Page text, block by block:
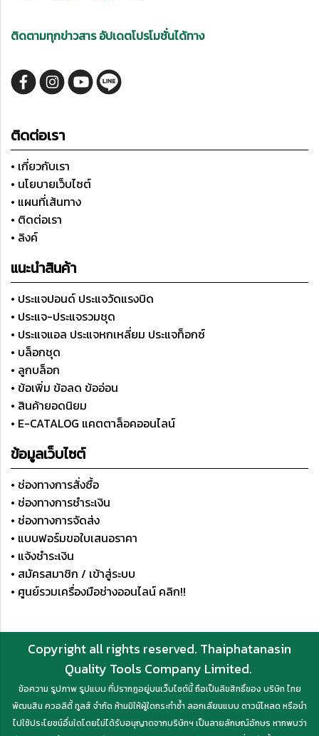
ติดตามทุกข่าวสาร อัปเดตโปรโมชั่นได้ทาง
ติดต่อเรา
• เกี่ยวกับเรา
• นโยบายเว็บไซต์
• แผนที่เส้นทาง
• ติดต่อเรา
• ลิงค์
แนะนำสินค้า
• ประแจปอนด์ ประแจวัดแรงบิด
• ประแจ-ประแจรวมชุด
• ประแจแอล ประแจหกเหลี่ยม ประแจท็อกซ์
• บล็อกชุด
• ลูกบล็อก
• ข้อเพิ่ม ข้อลด ข้ออ่อน
• สินค้ายอดนิยม
• E-CATALOG แคตตาล็อคออนไลน์
ข้อมูลเว็บไซต์
• ช่องทางการสั่งซื้อ
• ช่องทางการชำระเงิน
• ช่องทางการจัดส่ง
• แบบฟอร์มขอใบเสนอราคา
• แจ้งชำระเงิน
• สมัครสมาชิก / เข้าสู่ระบบ
• ศูนย์รวมเครื่องมือช่างออนไลน์ คลิก!!
Copyright all rights reserved. Thaiphatanasin
Quality Tools Company Limited.
ข้อความ รูปภาพ รูปแบบ ที่ปรากฏอยู่บนเว็บไซต์นี้ ถือเป็นลิขสิทธิ์ของ บริษัท ไทย
พัฒนสิน ควอลิตี้ ทูลส์ จำกัด ห้ามมิให้ผู้ใดกระทำซ้ำ ลอกเลียนแบบ ดาวน์โหลด หรือนำ
ไปใช้ประโยชน์อื่นใดโดยไม่ได้รับอนุญาตจากบริษัทฯ เป็นลายลักษณ์อักษร หากพบว่า